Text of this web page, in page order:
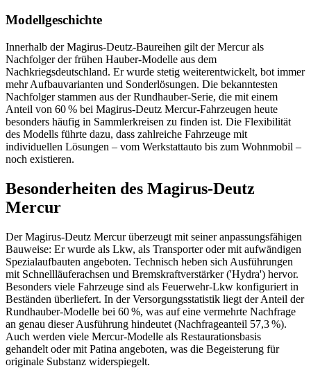
Modellgeschichte
Innerhalb der Magirus-Deutz-Baureihen gilt der Mercur als
Nachfolger der frühen Hauber-Modelle aus dem
Nachkriegsdeutschland. Er wurde stetig weiterentwickelt, bot immer
mehr Aufbauvarianten und Sonderlösungen. Die bekanntesten
Nachfolger stammen aus der Rundhauber-Serie, die mit einem
Anteil von 60 % bei Magirus-Deutz Mercur-Fahrzeugen heute
besonders häufig in Sammlerkreisen zu finden ist. Die Flexibilität
des Modells führte dazu, dass zahlreiche Fahrzeuge mit
individuellen Lösungen – vom Werkstattauto bis zum Wohnmobil –
noch existieren.
Besonderheiten des Magirus-Deutz
Mercur
Der Magirus-Deutz Mercur überzeugt mit seiner anpassungsfähigen
Bauweise: Er wurde als Lkw, als Transporter oder mit aufwändigen
Spezialaufbauten angeboten. Technisch heben sich Ausführungen
mit Schnellläuferachsen und Bremskraftverstärker ('Hydra') hervor.
Besonders viele Fahrzeuge sind als Feuerwehr-Lkw konfiguriert in
Beständen überliefert. In der Versorgungsstatistik liegt der Anteil der
Rundhauber-Modelle bei 60 %, was auf eine vermehrte Nachfrage
an genau dieser Ausführung hindeutet (Nachfrageanteil 57,3 %).
Auch werden viele Mercur-Modelle als Restaurationsbasis
gehandelt oder mit Patina angeboten, was die Begeisterung für
originale Substanz widerspiegelt.